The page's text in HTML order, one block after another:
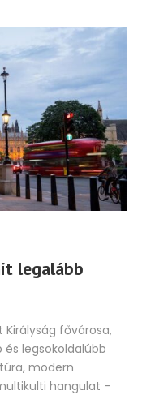
legalább
fővárosa,
legsokoldalúbb
modern
hangulat –